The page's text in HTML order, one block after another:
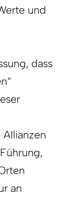
und
dass
an